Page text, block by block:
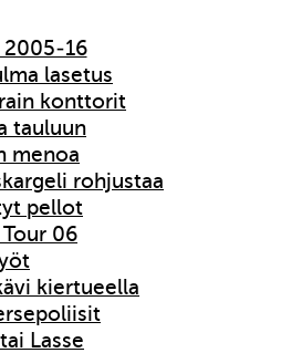
2005-16
lasetus
konttorit
tauluun
menoa
rohjustaa
pellot
06
kiertueella
Lasse